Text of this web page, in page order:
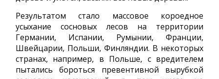
Результатом стало массовое короедное
усыхание сосновых лесов на территории
Германии, Испании, Румынии, Франции,
Швейцарии, Польши, Финляндии. В некоторых
странах, например, в Польше, с вредителем
пытались бороться превентивной вырубкой